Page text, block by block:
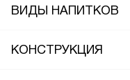
ВИДЫ НАПИТКОВ
КОНСТРУКЦИЯ